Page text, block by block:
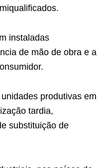
instaladas
de mão de obra e a
produtivas em
tardia,
substituição de